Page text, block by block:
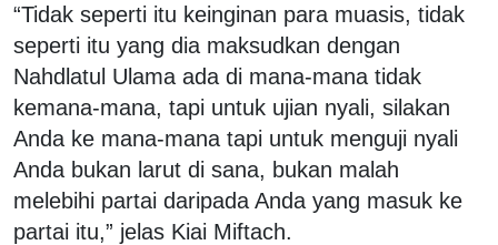
“Tidak seperti itu keinginan para muasis, tidak
seperti itu yang dia maksudkan dengan
Nahdlatul Ulama ada di mana-mana tidak
kemana-mana, tapi untuk ujian nyali, silakan
Anda ke mana-mana tapi untuk menguji nyali
Anda bukan larut di sana, bukan malah
melebihi partai daripada Anda yang masuk ke
partai itu,” jelas Kiai Miftach.